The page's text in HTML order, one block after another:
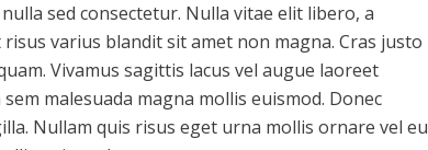
sed consectetur. Nulla vitae elit libero, a
varius blandit sit amet non magna. Cras justo
Vivamus sagittis lacus vel augue laoreet
malesuada magna mollis euismod. Donec
Nullam quis risus eget urna mollis ornare vel eu